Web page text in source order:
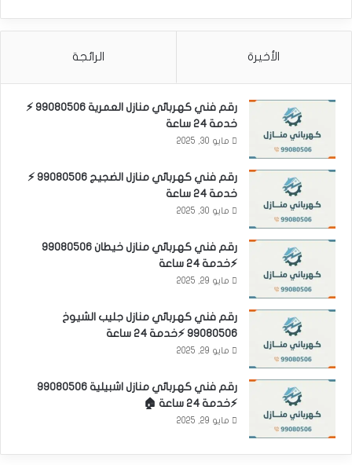
الأخيرة الرائجة
رقم فني كهربائي منازل العمرية 99080506 ⚡
خدمة 24 ساعة
مايو 30, 2025
رقم فني كهربائي منازل الضجيج 99080506 ⚡
خدمة 24 ساعة
مايو 30, 2025
رقم فني كهربائي منازل خيطان 99080506
⚡خدمة 24 ساعة
مايو 29, 2025
رقم فني كهربائي منازل جليب الشيوخ
99080506 ⚡خدمة 24 ساعة
مايو 29, 2025
رقم فني كهربائي منازل اشبيلية 99080506
⚡خدمة 24 ساعة 🏠
مايو 29, 2025